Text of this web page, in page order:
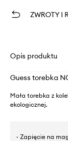
ZWROTY I
Opis produktu
Guess torebka
Mała torebka z
ekologicznej.
- Zapięcie na